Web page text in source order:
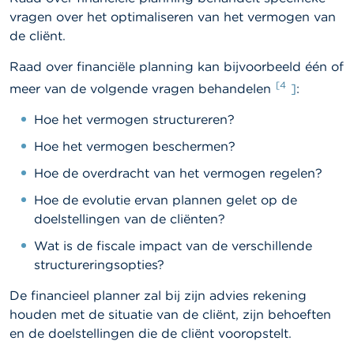
vragen over het optimaliseren van het vermogen van
de cliënt.
Raad over financiële planning kan bijvoorbeeld één of
meer van de volgende vragen behandelen [4 ]:
Hoe het vermogen structureren?
Hoe het vermogen beschermen?
Hoe de overdracht van het vermogen regelen?
Hoe de evolutie ervan plannen gelet op de
doelstellingen van de cliënten?
Wat is de fiscale impact van de verschillende
structureringsopties?
De financieel planner zal bij zijn advies rekening
houden met de situatie van de cliënt, zijn behoeften
en de doelstellingen die de cliënt vooropstelt.